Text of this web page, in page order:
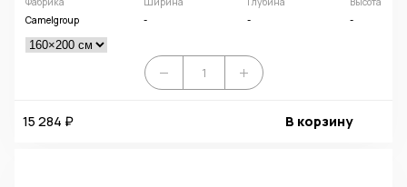
Camelgroup
-
-
-
15 284 ₽ В корзину